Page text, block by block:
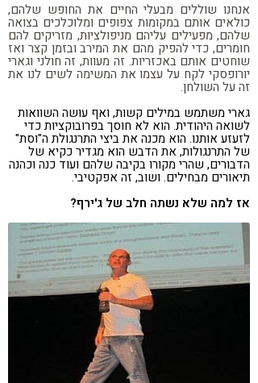
אנחנו שוללים מבעלי החיים את החופש שלהם,
כולאים אותם במקומות צפופים ומלוכלכים בצואה
שלהם, מפעילים עליהם מניפולציות, מזריקים להם
חומרים, כדי להפיק מהם את המירב ובזמן קצר ואז
שוחטים אותם באכזריות. זה מעוות, זה חולני וגארי
יורופסקי לקח על עצמו את המשימה לשים לנו את
זה על השולחן.
גארי משתמש במילים קשות, ואף עושה השוואות
לשואה היהודית. הוא לא חוסך בפרובוקציות כדי
לזעזע אותנו. הוא מכנה את ביצי התרנגולת ה"וסת"
של התרנגולות, את הדבש הוא מגדיר כקיא של
הדבורים, שהרי מקורו בקיבה שלהם ועוד כנה וכהנה
תיאורים מבחילים. ושוב, זה אפקטיבי.
אז למה שלא נשתה חלב של ג'ירף?